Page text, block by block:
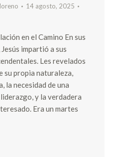
14 agosto, 2025
en el Camino En sus
impartió a sus
Les revelados
su propia naturaleza,
la necesidad de una
y la verdadera
Era un martes